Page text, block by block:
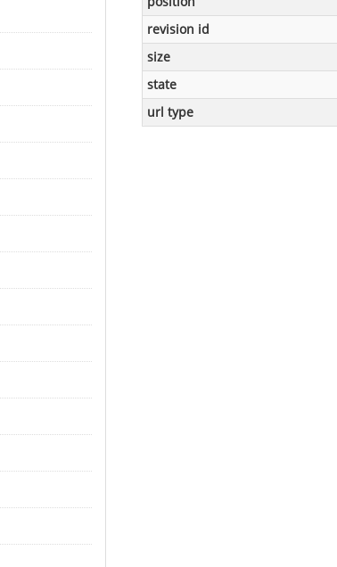
revision id
size
state
url type